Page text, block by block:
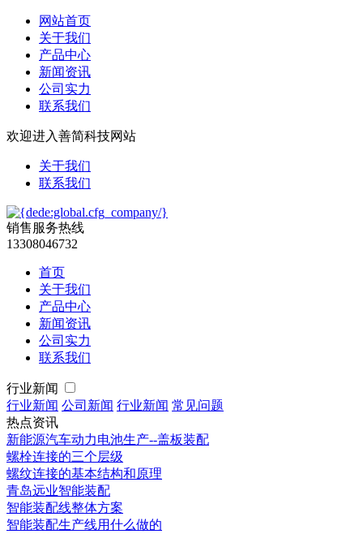
网站首页
关于我们
产品中心
新闻资讯
公司实力
联系我们
欢迎进入善简科技网站
关于我们
联系我们
销售服务热线
13308046732
首页
关于我们
产品中心
新闻资讯
公司实力
联系我们
行业新闻
行业新闻 公司新闻 行业新闻 常见问题
热点资讯
新能源汽车动力电池生产--盖板装配
螺栓连接的三个层级
螺纹连接的基本结构和原理
青岛远业智能装配
智能装配线整体方案
智能装配生产线用什么做的